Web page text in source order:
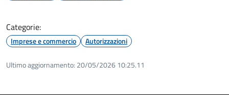
Categorie:
Imprese e commercio Autorizzazioni
Ultimo aggiornamento: 20/05/2026 10:25.11